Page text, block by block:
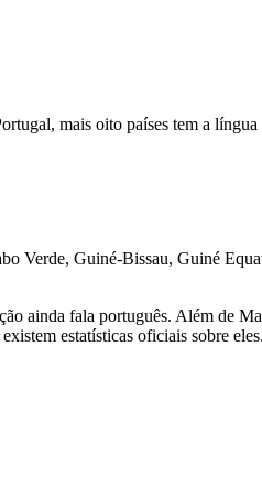
mais oito países tem a
Verde, Guiné-Bissau, Guiné
ainda fala português. Além de
estatísticas oficiais sobre eles.